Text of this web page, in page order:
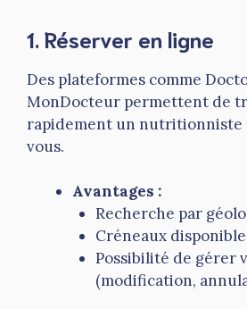
1.Réserver en ligne
Des plateformes comme
MonDocteur permettent de
rapidement un nutritionniste
vous.
Avantages :
Recherche par
Créneaux
Possibilité de gérer
(modification,